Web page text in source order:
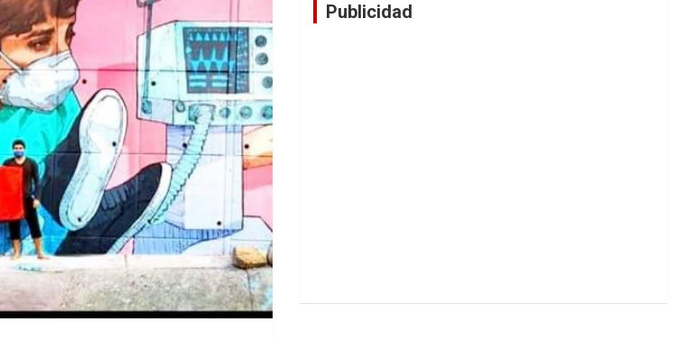
Publicidad